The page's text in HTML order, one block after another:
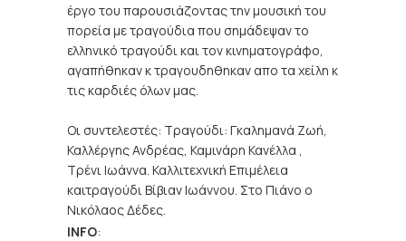
έργο του παρουσιάζοντας την μουσική του
πορεία με τραγούδια που σημάδεψαν το
ελληνικό τραγούδι και τον κινηματογράφο,
αγαπήθηκαν κ τραγουδηθηκαν απο τα χείλη κ
τις καρδιές όλων μας.
Οι συντελεστές: Τραγούδι: Γκαλημανά Ζωή,
Καλλέργης Ανδρέας, Καμινάρη Κανέλλα ,
Τρένι Ιωάννα. Καλλιτεχνική Επιμέλεια
καιτραγούδι Βίβιαν Ιωάννου. Στο Πιάνο ο
Νικόλαος Δέδες.
INFO: